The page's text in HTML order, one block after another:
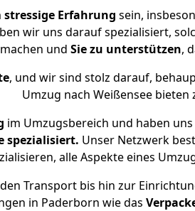
stressige Erfahrung sein,
wir uns darauf spezialisiert,
und Sie zu unterstützen,
, und wir sind stolz darauf,
Umzug nach Weißensee bieten
im Umzugsbereich und haben
spezialisiert. Unser Netzwerk
alle Aspekte eines
Transport bis hin zur
in Paderborn wie das